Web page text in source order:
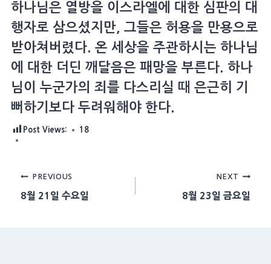
하나님은 열방을 이스라엘에 대한 심판의 대
행자로 삼으셨지만, 그들은 허용을 만용으로
받아쳐버렸다. 온 세상을 주관하시는 하나님
에 대한 더딘 깨달음은 패망을 부른다. 하나
님이 누군가의 죄를 다스리실 때 은근히 기
뻐하기보다 두려워해야 한다.
Post Views: 18
Post
navigation
PREVIOUS
8월 21일 수요일
NEXT
8월 23일 금요일